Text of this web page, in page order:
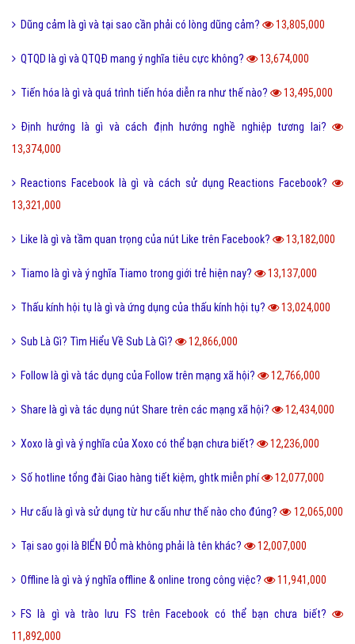
Behance là gì và hướng dẫn sử dụng Behance cho người mới?
19,121,000
100+ thuật ngữ trong Rap cực chất, người chơi hệ Underground phải
Nét đặc trưng của văn hóa ẩm thực 3 miền Việt Nam là gì?
Desktop là gì và các loại màn hình Desktop thông dụng?
Seo phi là gì và những tư thế Seo phi độc đáo? 18,284,000
Tại sao từ GNITE được giới trẻ hiện nay thích sử dụng? 17,391,000
Les là gì và những thuật ngữ thường dùng cho Les? 16,721,000
Ngôn lù là gì và một số thuật ngữ hay trong tiểu thuyết?
Post là gì và sự khác nhau giữa Post với Page? 15,608,000
5 cách nhận Spin, chạy Spin Coin Master miễn phí hàng ngày
14,815,000
Cách phân biệt giữa Positive và Negative là gì? 14,794,000
Món nui tiếng Anh và một số cách chế biến món Nui ngon?
14,697,000